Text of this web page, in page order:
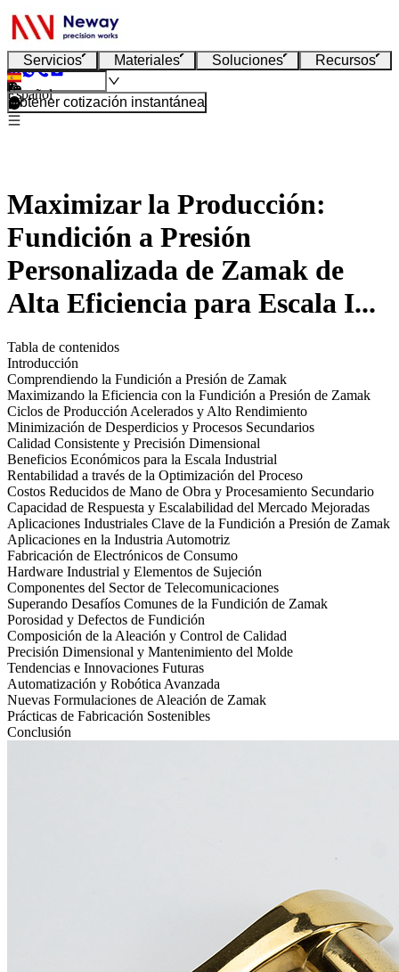
Servicios Materiales Soluciones Recursos
Español
Obtener cotización instantánea
Maximizar la Producción:
Fundición a Presión
Personalizada de Zamak de
Alta Eficiencia para Escala I...
Tabla de contenidos
Introducción
Comprendiendo la Fundición a Presión de Zamak
Maximizando la Eficiencia con la Fundición a Presión de Zamak
Ciclos de Producción Acelerados y Alto Rendimiento
Minimización de Desperdicios y Procesos Secundarios
Calidad Consistente y Precisión Dimensional
Beneficios Económicos para la Escala Industrial
Rentabilidad a través de la Optimización del Proceso
Costos Reducidos de Mano de Obra y Procesamiento Secundario
Capacidad de Respuesta y Escalabilidad del Mercado Mejoradas
Aplicaciones Industriales Clave de la Fundición a Presión de Zamak
Aplicaciones en la Industria Automotriz
Fabricación de Electrónicos de Consumo
Hardware Industrial y Elementos de Sujeción
Componentes del Sector de Telecomunicaciones
Superando Desafíos Comunes de la Fundición de Zamak
Porosidad y Defectos de Fundición
Composición de la Aleación y Control de Calidad
Precisión Dimensional y Mantenimiento del Molde
Tendencias e Innovaciones Futuras
Automatización y Robótica Avanzada
Nuevas Formulaciones de Aleación de Zamak
Prácticas de Fabricación Sostenibles
Conclusión